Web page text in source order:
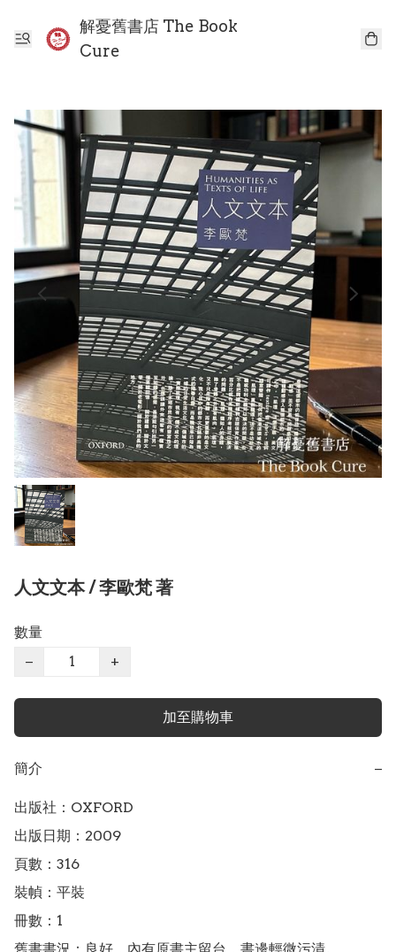
解憂舊書店 The Book
Cure
人文文本 / 李歐梵 著
數量
−
+
加至購物車
簡介 −
出版社：OXFORD
出版日期：2009
頁數：316
裝幀：平裝
冊數：1